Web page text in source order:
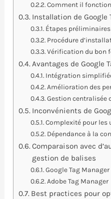
Comment il
Installation de Google
Étapes préliminaires
Procédure
Vérification du bon
Avantages de Google
Intégration
Amélioration des
Gestion centralisée
Inconvénients de
Complexité pour
Dépendance à la
Comparaison avec
gestion de balises
Google Tag Manager
Adobe Tag Manager
Best practices pour